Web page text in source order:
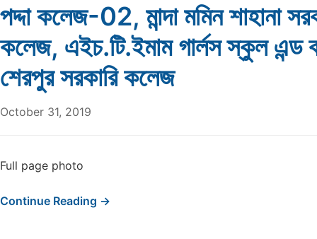
পদ্দা কলেজ-02, মান্দা মমিন শাহানা
কলেজ, এইচ.টি.ইমাম গার্লস স্কুল
শেরপুর সরকারি কলেজ
October 31, 2019
Full page photo
Continue Reading →